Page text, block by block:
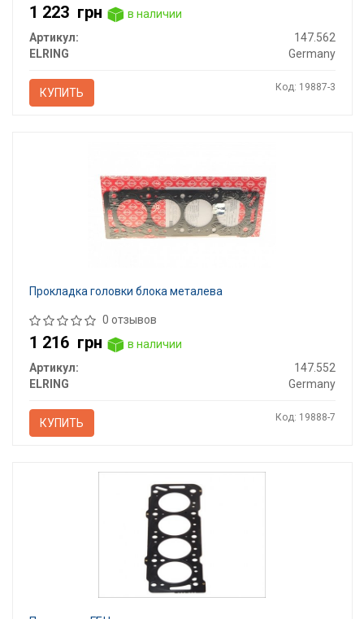
1 223 грн
в наличии
Артикул:
147.562
ELRING
Germany
КУПИТЬ Код: 19887-3
Прокладка головки блока металева
0 отзывов
1 216 грн
в наличии
Артикул:
147.552
ELRING
Germany
КУПИТЬ Код: 19888-7